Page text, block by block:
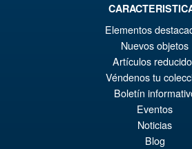
Elementos
Nuevos objetos
Artículos
Véndenos tu
Boletín
Eventos
Noticias
Blog